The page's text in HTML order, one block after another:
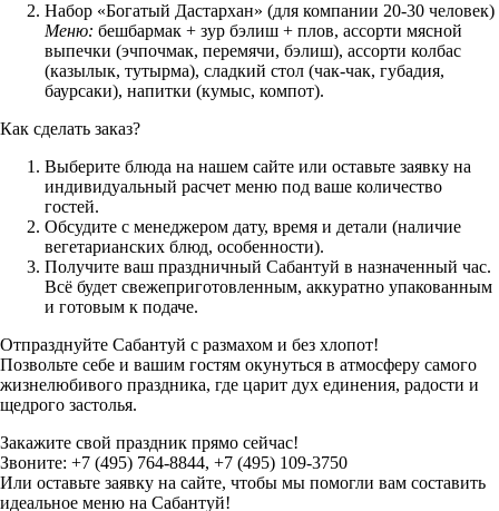
Набор «Богатый Дастархан» (для компании 20-30 человек)
Меню: бешбармак + зур бэлиш + плов, ассорти мясной
выпечки (эчпочмак, перемячи, бэлиш), ассорти колбас
(казылык, тутырма), сладкий стол (чак-чак, губадия,
баурсаки), напитки (кумыс, компот).
Как сделать заказ?
Выберите блюда на нашем сайте или оставьте заявку на
индивидуальный расчет меню под ваше количество
гостей.
Обсудите с менеджером дату, время и детали (наличие
вегетарианских блюд, особенности).
Получите ваш праздничный Сабантуй в назначенный час.
Всё будет свежеприготовленным, аккуратно упакованным
и готовым к подаче.
Отпразднуйте Сабантуй с размахом и без хлопот!
Позвольте себе и вашим гостям окунуться в атмосферу самого
жизнелюбивого праздника, где царит дух единения, радости и
щедрого застолья.
Закажите свой праздник прямо сейчас!
Звоните: +7 (495) 764-8844, +7 (495) 109-3750
Или оставьте заявку на сайте, чтобы мы помогли вам составить
идеальное меню на Сабантуй!